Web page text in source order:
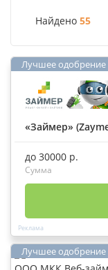
Найдено 55
«Займер»
до 30000 р.
Сумма